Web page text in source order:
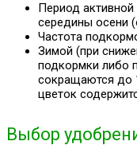
Период активной
середины осени
Частота
Зимой (при
подкормки либо
сокращаются до
цветок
Выбор